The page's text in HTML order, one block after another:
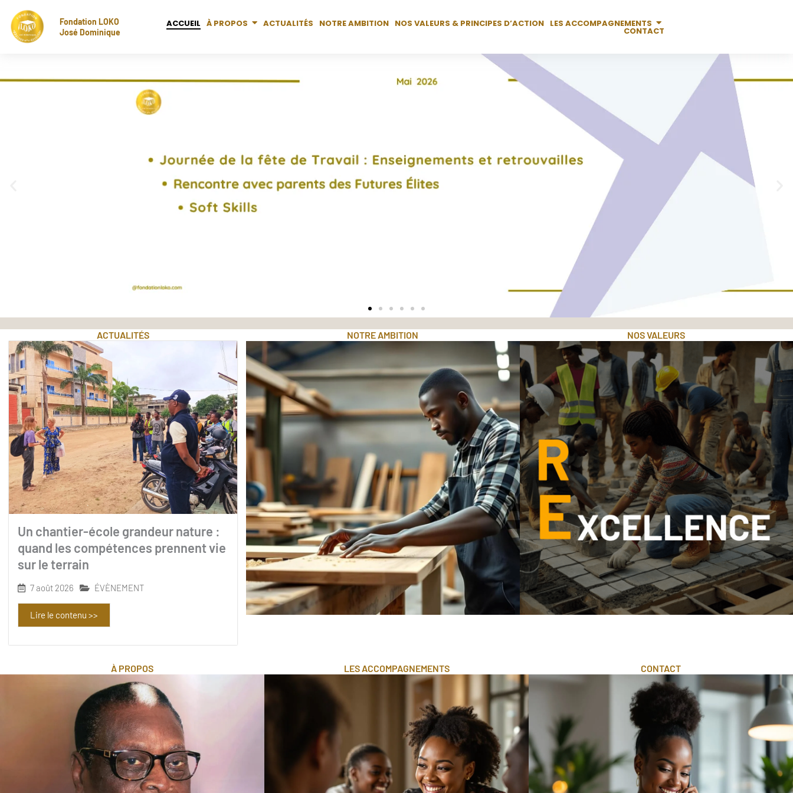
contenu
Fondation LOKO
José Dominique
ACCUEIL À PROPOS ACTUALITÉS NOTRE AMBITION NOS VALEURS & PRINCIPES D’ACTION LES ACCOMPAGNEMENTS
CONTACT
ACTUALITÉS
Un chantier-école grandeur nature :
quand les compétences prennent vie
sur le terrain
7 août 2026 ÉVÈNEMENT
Lire le contenu >>
NOTRE AMBITION NOS VALEURS
À PROPOS LES ACCOMPAGNEMENTS CONTACT